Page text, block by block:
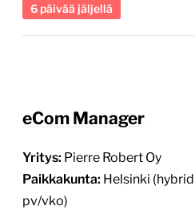
6 päivää jäljellä
eCom Manager
Yritys: Pierre Robert Oy
Paikkakunta: Helsinki
pv/vko)